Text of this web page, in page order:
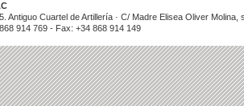
Antiguo Cuartel de Artillería · C/ Madre Elisea Oliver
914 769 - Fax: +34 868 914 149